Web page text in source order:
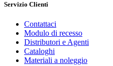
Servizio Clienti
Contattaci
Modulo di recesso
Distributori e Agenti
Cataloghi
Materiali a noleggio